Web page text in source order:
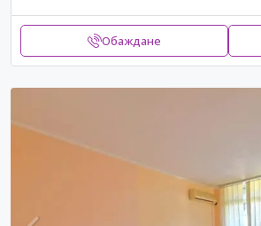
Обаждане